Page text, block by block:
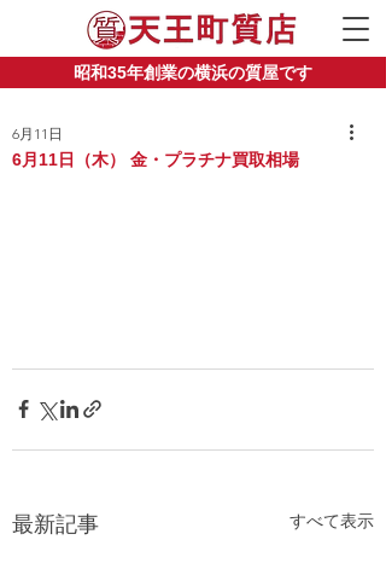
昭和35年創業の横浜の質屋です
6月11日（木） 金・プラチナ買取相場
6月11日
最新記事 すべて表示